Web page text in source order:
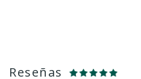
Reseñas